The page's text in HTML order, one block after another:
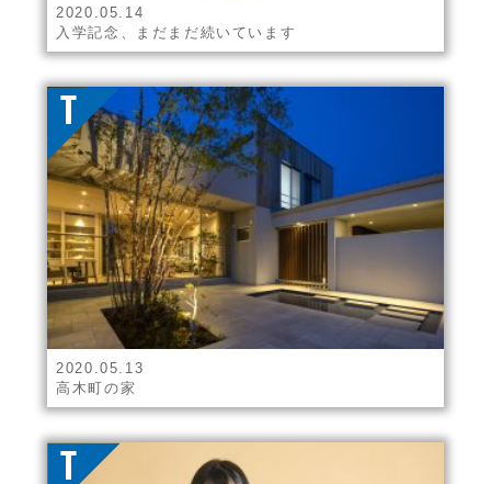
2020.05.14
入学記念、まだまだ続いています
2020.05.13
高木町の家